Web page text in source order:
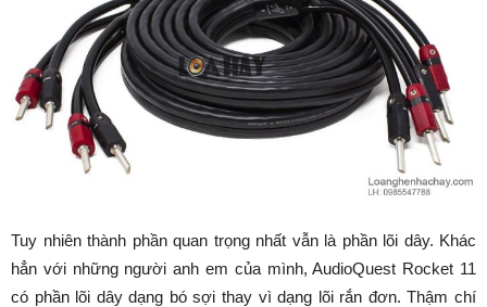
Tuy nhiên thành phần quan trọng nhất vẫn là phần lõi dây. Khác
hẳn với những người anh em của mình, AudioQuest Rocket 11
có phần lõi dây dạng bó sợi thay vì dạng lõi rắn đơn. Thậm chí